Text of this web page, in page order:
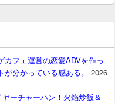
カフェ運営の恋愛ADVを作っ
分かっている感ある。
2026
ーチャーハン！火焰炒飯＆